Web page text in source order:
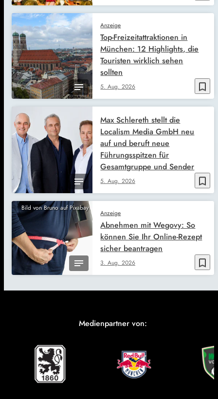
bookmark_border
Anzeige
5. Aug. 2026
Top-Freizeitattraktionen in
München: 12 Highlights, die
Touristen wirklich sehen
sollten
bookmark_border
5. Aug. 2026
Max Schlereth stellt die
Localism Media GmbH neu
auf und beruft neue
Führungsspitzen für
Gesamtgruppe und Sender
Bild von Bruno auf Pixabay
bookmark_border
Anzeige
3. Aug. 2026
Abnehmen mit Wegovy: So
können Sie Ihr Online-Rezept
sicher beantragen
Medienpartner von: